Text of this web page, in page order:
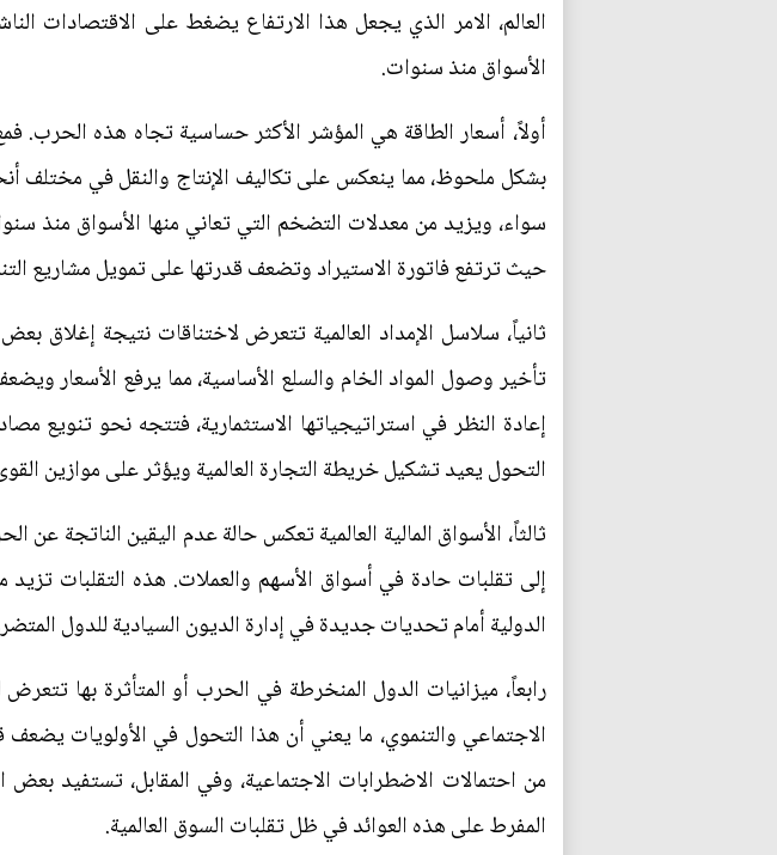
العالم، الامر الذي يجعل هذا الارتفاع يضغط على الاقتصادات
الأسواق منذ سنوات.
أولاً، أسعار الطاقة هي المؤشر الأكثر حساسية تجاه هذه الحرب.
بشكل ملحوظ، مما ينعكس على تكاليف الإنتاج والنقل في مختلف
سواء، ويزيد من معدلات التضخم التي تعاني منها الأسواق منذ
حيث ترتفع فاتورة الاستيراد وتضعف قدرتها على تمويل مشاريع
ثانياً، سلاسل الإمداد العالمية تتعرض لاختناقات نتيجة إغلاق
تأخير وصول المواد الخام والسلع الأساسية، مما يرفع الأسعار
إعادة النظر في استراتيجياتها الاستثمارية، فتتجه نحو تنويع
التحول يعيد تشكيل خريطة التجارة العالمية ويؤثر على موازين
ثالثاً، الأسواق المالية العالمية تعكس حالة عدم اليقين الناتجة
إلى تقلبات حادة في أسواق الأسهم والعملات. هذه التقلبات
الدولية أمام تحديات جديدة في إدارة الديون السيادية للدول
رابعاً، ميزانيات الدول المنخرطة في الحرب أو المتأثرة بها
الاجتماعي والتنموي، ما يعني أن هذا التحول في الأولويات
من احتمالات الاضطرابات الاجتماعية، وفي المقابل، تستفيد بعض
المفرط على هذه العوائد في ظل تقلبات السوق العالمية.